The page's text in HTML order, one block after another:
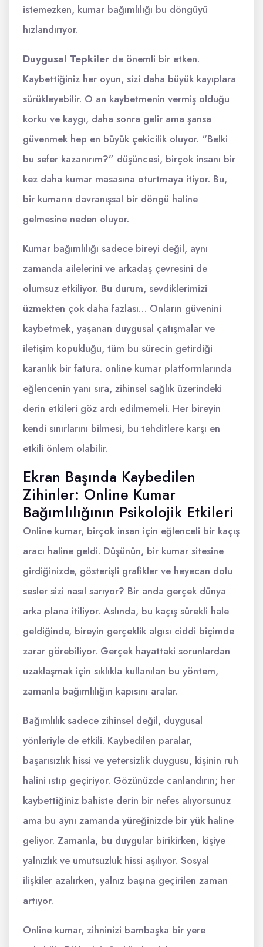
istemezken, kumar bağımlılığı bu döngüyü
hızlandırıyor.
Duygusal Tepkiler de önemli bir etken.
Kaybettiğiniz her oyun, sizi daha büyük kayıplara
sürükleyebilir. O an kaybetmenin vermiş olduğu
korku ve kaygı, daha sonra gelir ama şansa
güvenmek hep en büyük çekicilik oluyor. “Belki
bu sefer kazanırım?” düşüncesi, birçok insanı bir
kez daha kumar masasına oturtmaya itiyor. Bu,
bir kumarın davranışsal bir döngü haline
gelmesine neden oluyor.
Kumar bağımlılığı sadece bireyi değil, aynı
zamanda ailelerini ve arkadaş çevresini de
olumsuz etkiliyor. Bu durum, sevdiklerimizi
üzmekten çok daha fazlası… Onların güvenini
kaybetmek, yaşanan duygusal çatışmalar ve
iletişim kopukluğu, tüm bu sürecin getirdiği
karanlık bir fatura. online kumar platformlarında
eğlencenin yanı sıra, zihinsel sağlık üzerindeki
derin etkileri göz ardı edilmemeli. Her bireyin
kendi sınırlarını bilmesi, bu tehditlere karşı en
etkili önlem olabilir.
Ekran Başında Kaybedilen
Zihinler: Online Kumar
Bağımlılığının Psikolojik Etkileri
Online kumar, birçok insan için eğlenceli bir kaçış
aracı haline geldi. Düşünün, bir kumar sitesine
girdiğinizde, gösterişli grafikler ve heyecan dolu
sesler sizi nasıl sarıyor? Bir anda gerçek dünya
arka plana itiliyor. Aslında, bu kaçış sürekli hale
geldiğinde, bireyin gerçeklik algısı ciddi biçimde
zarar görebiliyor. Gerçek hayattaki sorunlardan
uzaklaşmak için sıklıkla kullanılan bu yöntem,
zamanla bağımlılığın kapısını aralar.
Bağımlılık sadece zihinsel değil, duygusal
yönleriyle de etkili. Kaybedilen paralar,
başarısızlık hissi ve yetersizlik duygusu, kişinin ruh
halini ıstıp geçiriyor. Gözünüzde canlandırın; her
kaybettiğiniz bahiste derin bir nefes alıyorsunuz
ama bu aynı zamanda yüreğinizde bir yük haline
geliyor. Zamanla, bu duygular birikirken, kişiye
yalnızlık ve umutsuzluk hissi aşılıyor. Sosyal
ilişkiler azalırken, yalnız başına geçirilen zaman
artıyor.
Online kumar, zihninizi bambaşka bir yere